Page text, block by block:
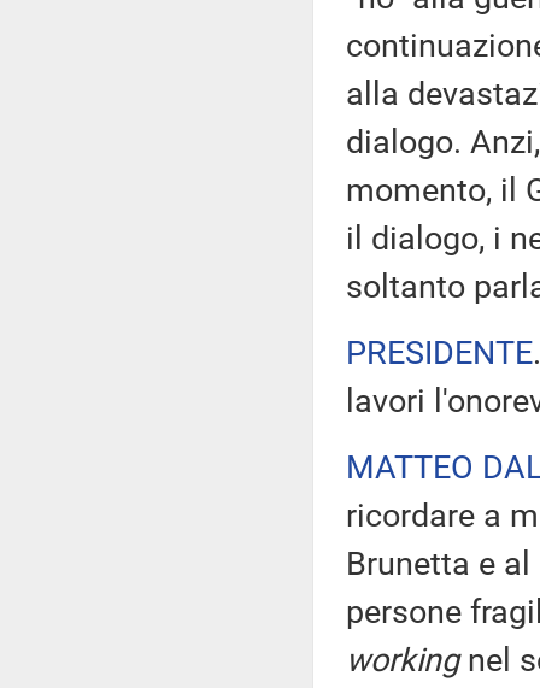
alla
dialogo.
momento, il
il dialogo, i
soltanto
PRESIDENTE
lavori
MATTEO
ricordare a
Brunetta e
persone
workingnel